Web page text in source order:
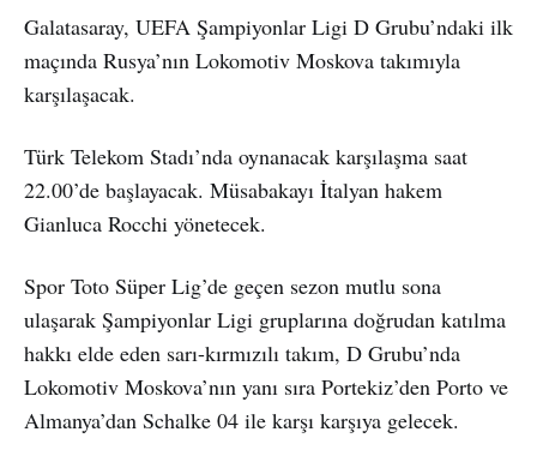
Galatasaray, UEFA Şampiyonlar Ligi D Grubu’ndaki ilk
maçında Rusya’nın Lokomotiv Moskova takımıyla
karşılaşacak.
Türk Telekom Stadı’nda oynanacak karşılaşma saat
22.00’de başlayacak. Müsabakayı İtalyan hakem
Gianluca Rocchi yönetecek.
Spor Toto Süper Lig’de geçen sezon mutlu sona
ulaşarak Şampiyonlar Ligi gruplarına doğrudan katılma
hakkı elde eden sarı-kırmızılı takım, D Grubu’nda
Lokomotiv Moskova’nın yanı sıra Portekiz’den Porto ve
Almanya’dan Schalke 04 ile karşı karşıya gelecek.